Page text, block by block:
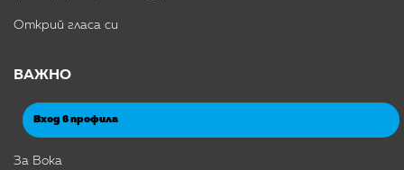
Открий гласа си
ВАЖНО
Вход в профила
За Вока